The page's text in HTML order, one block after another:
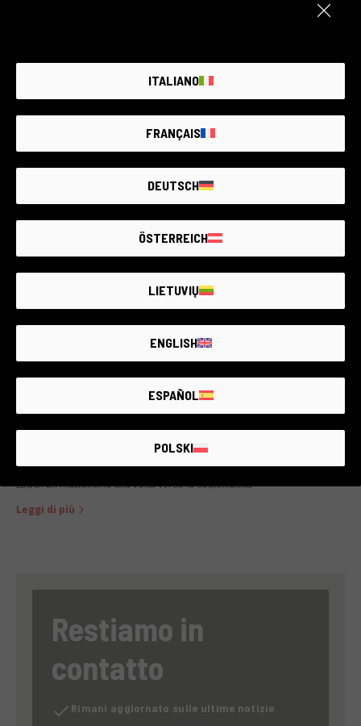
Leggi di più
COP30: tra passi avanti e ambizioni sospese
LEGO: un mattoncino alla volta verso la sostenibilità
Leggi di più
Restiamo in
contatto
Rimani aggiornato sulle ultime notizie
ITALIANO
FRANÇAIS
DEUTSCH
ÖSTERREICH
LIETUVIŲ
ENGLISH
ESPAÑOL
POLSKI